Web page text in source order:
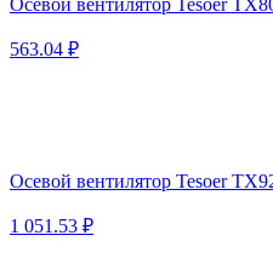
563.04 ₽
Осевой вентилятор Tesoer
1 051.53 ₽